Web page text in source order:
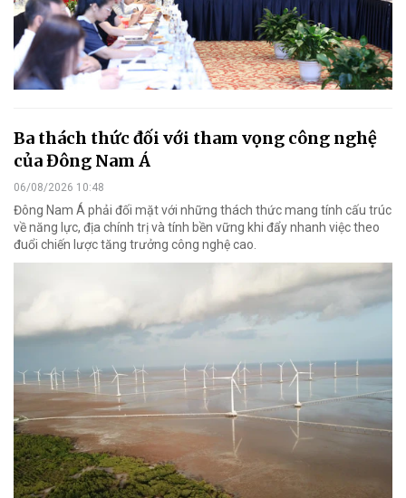
Ba thách thức đối với tham vọng công nghệ
của Đông Nam Á
06/08/2026 10:48
Đông Nam Á phải đối mặt với những thách thức mang tính cấu trúc
về năng lực, địa chính trị và tính bền vững khi đẩy nhanh việc theo
đuổi chiến lược tăng trưởng công nghệ cao.